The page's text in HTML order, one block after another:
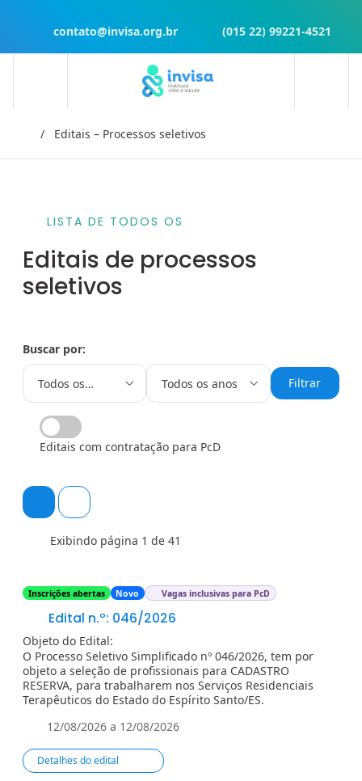
contato@invisa.org.br (015 22) 99221-4521
InícioEditais – Processos seletivos
LISTA DE TODOS OS
Editais de processos
seletivos
Buscar por:
Todos os
editais
Todos os anos Filtrar
Editais com contratação para PcD
Exibindo página 1 de 41
Inscrições abertas Novo Vagas inclusivas para PcD
Edital n.º: 046/2026
Objeto do Edital:
O Processo Seletivo Simplificado nº 046/2026, tem por
objeto a seleção de profissionais para CADASTRO
RESERVA, para trabalharem nos Serviços Residenciais
Terapêuticos do Estado do Espírito Santo/ES.
12/08/2026 a 12/08/2026
Detalhes do edital